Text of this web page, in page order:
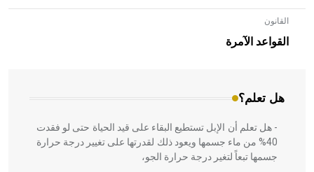
القانون
القواعد الآمرة
هل تعلم؟
- هل تعلم أن الأبلق نوع من الفنون الهندسية التي ارتبطت
بالعمارة الإسلامية في بلاد الشام ومصر خاصة، حيث يحرص
المعمار على بناء مداميكه وخاصة في الواجهات
- هل تعلم أن الإبل تستطيع البقاء على قيد الحياة حتى لو فقدت
40% من ماء جسمها ويعود ذلك لقدرتها على تغيير درجة حرارة
جسمها تبعاً لتغير درجة حرارة الجو،